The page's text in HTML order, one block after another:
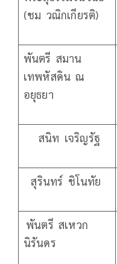
(ชม วณิกเกียรติ)
พันตรี สมาน
เทพหัสดิน ณ
อยุธยา
สนิท เจริญรัฐ
สุรินทร์ ชิโนทัย
พันตรี สเหวก
นิรันดร